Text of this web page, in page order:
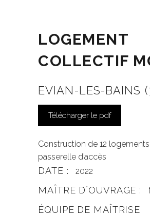
LOGEMENT
COLLECTIF
EVIAN-LES-BAINS
Télécharger le pdf
Construction de 12 logements
passerelle d’accès
DATE : 2022
MAÎTRE DʼOUVRAGE :
ÉQUIPE DE MAÎTRISE